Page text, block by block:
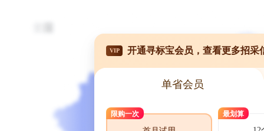
VIP 开通寻标宝会员，查看更多招采
单省会员
限购一次 最划算